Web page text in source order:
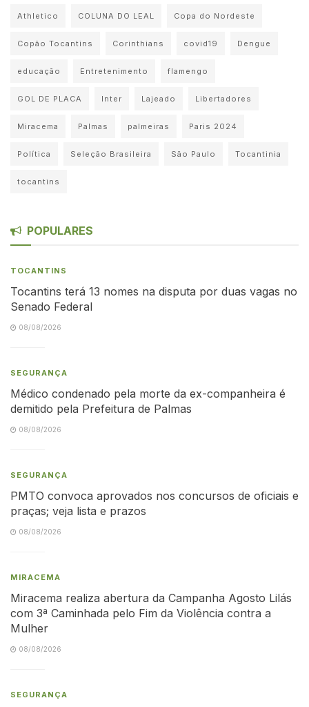
Athletico COLUNA DO LEAL Copa do Nordeste
Copão Tocantins Corinthians covid19 Dengue
educação Entretenimento flamengo
GOL DE PLACA Inter Lajeado Libertadores
Miracema Palmas palmeiras Paris 2024
Política Seleção Brasileira São Paulo Tocantinia
tocantins
POPULARES
TOCANTINS
Tocantins terá 13 nomes na disputa por duas vagas no
Senado Federal
08/08/2026
SEGURANÇA
Médico condenado pela morte da ex-companheira é
demitido pela Prefeitura de Palmas
08/08/2026
SEGURANÇA
PMTO convoca aprovados nos concursos de oficiais e
praças; veja lista e prazos
08/08/2026
MIRACEMA
Miracema realiza abertura da Campanha Agosto Lilás
com 3ª Caminhada pelo Fim da Violência contra a
Mulher
08/08/2026
SEGURANÇA